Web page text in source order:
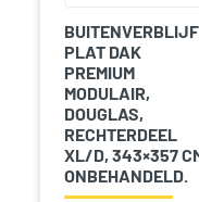
BUITENVERBLIJF
PLAT DAK
PREMIUM
MODULAIR,
DOUGLAS,
RECHTERDEEL
XL/D, 343×357
ONBEHANDELD.